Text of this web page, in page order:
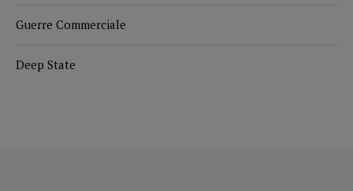
Guerre Commerciale
Deep State